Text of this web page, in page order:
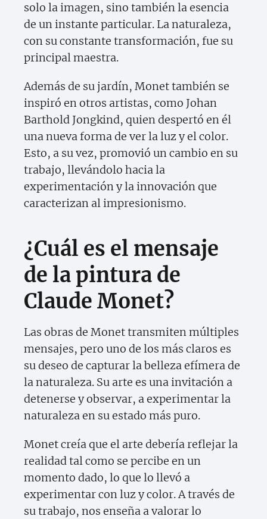
solo la imagen, sino también la esencia
de un instante particular. La naturaleza,
con su constante transformación, fue su
principal maestra.
Además de su jardín, Monet también se
inspiró en otros artistas, como Johan
Barthold Jongkind, quien despertó en él
una nueva forma de ver la luz y el color.
Esto, a su vez, promovió un cambio en su
trabajo, llevándolo hacia la
experimentación y la innovación que
caracterizan al impresionismo.
¿Cuál es el mensaje
de la pintura de
Claude Monet?
Las obras de Monet transmiten múltiples
mensajes, pero uno de los más claros es
su deseo de capturar la belleza efímera de
la naturaleza. Su arte es una invitación a
detenerse y observar, a experimentar la
naturaleza en su estado más puro.
Monet creía que el arte debería reflejar la
realidad tal como se percibe en un
momento dado, lo que lo llevó a
experimentar con luz y color. A través de
su trabajo, nos enseña a valorar lo